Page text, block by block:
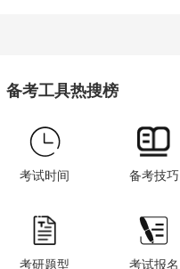
备考工具热搜榜
考试时间 备考技巧
考研题型 考试报名